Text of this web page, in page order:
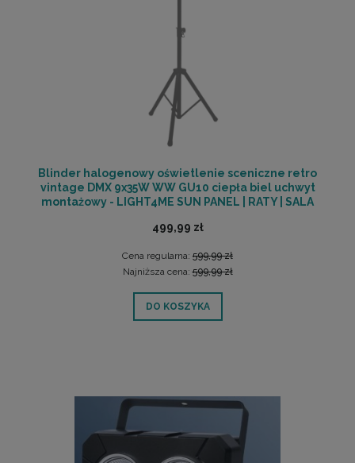
Blinder halogenowy oświetlenie sceniczne retro
vintage DMX 9x35W WW GU10 ciepła biel uchwyt
montażowy - LIGHT4ME SUN PANEL | RATY | SALA
499,99 zł
Cena regularna: 599,99 zł
Najniższa cena:599,99 zł
DO KOSZYKA